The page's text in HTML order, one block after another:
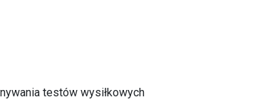
testów wysiłkowych